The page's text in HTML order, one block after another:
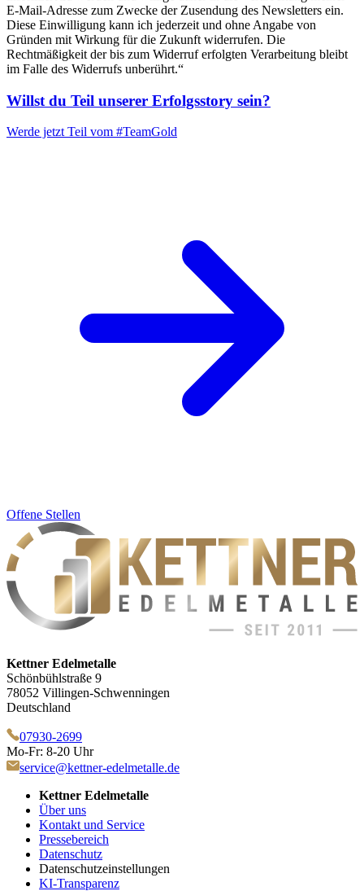
E-Mail-Adresse zum Zwecke der Zusendung des Newsletters ein.
Diese Einwilligung kann ich jederzeit und ohne Angabe von
Gründen mit Wirkung für die Zukunft widerrufen. Die
Rechtmäßigkeit der bis zum Widerruf erfolgten Verarbeitung bleibt
im Falle des Widerrufs unberührt.“
Willst du Teil unserer Erfolgsstory sein?
Werde jetzt Teil vom #TeamGold
Offene Stellen
Kettner Edelmetalle
Schönbühlstraße 9
78052 Villingen-Schwenningen
Deutschland
07930-2699
Mo-Fr: 8-20 Uhr
service@kettner-edelmetalle.de
Kettner Edelmetalle
Über uns
Kontakt und Service
Pressebereich
Datenschutz
Datenschutzeinstellungen
KI-Transparenz